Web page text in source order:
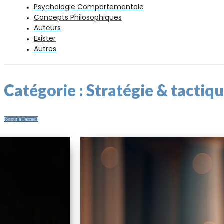
Psychologie Comportementale
Concepts Philosophiques
Auteurs
Exister
Autres
Catégorie : Stratégie &
Retour à l'accueil